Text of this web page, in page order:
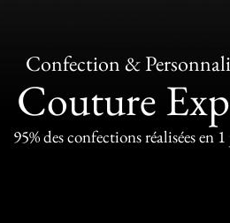
Confection &
Couture
95% des confections réalisées en